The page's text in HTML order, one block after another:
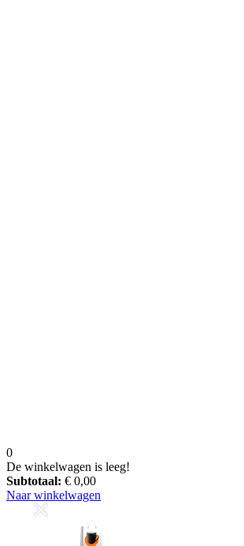
0
De winkelwagen is leeg!
Subtotaal: € 0,00
Naar winkelwagen